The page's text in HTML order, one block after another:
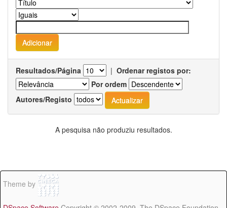
Resultados/Página | Ordenar registos por:
Por ordem
Autores/Registo
A pesquisa não produziu resultados.
Theme by